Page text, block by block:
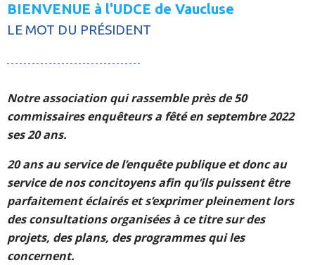
BIENVENUE à l'UDCE de Vaucluse
LE MOT DU PRÉSIDENT
Notre association qui rassemble près de 50
commissaires enquêteurs a fêté en septembre 2022
ses 20 ans.
20 ans au service de l’enquête publique et donc au
service de nos concitoyens afin qu’ils puissent être
parfaitement éclairés et s’exprimer pleinement lors
des consultations organisées à ce titre sur des
projets, des plans, des programmes qui les
concernent.